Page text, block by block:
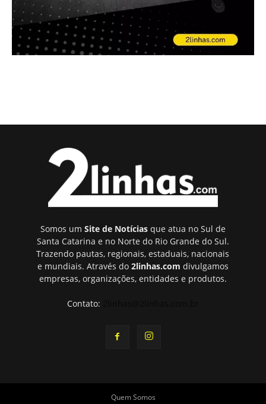
Somos um Site de Notíciasque atua no Sul de
Santa Catarina e no Norte do Rio Grande do Sul.
Trazendo pautas, regionais, estaduais, nacionais
e mundiais. Através do 2linhas.com divulgamos
empresas, organizações, entidades e produtos.
Contato:
Quem Somos